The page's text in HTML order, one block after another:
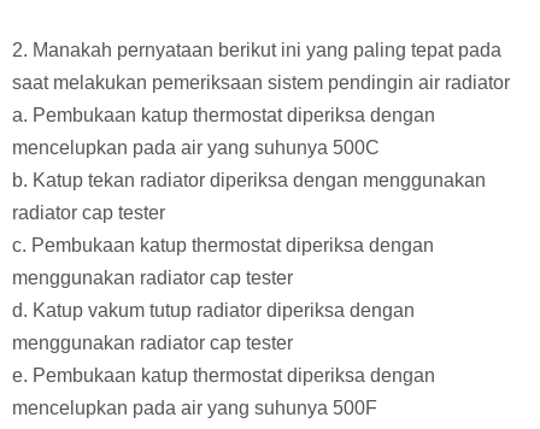
2. Manakah pernyataan berikut ini yang paling tepat pada
saat melakukan pemeriksaan sistem pendingin air radiator
a. Pembukaan katup thermostat diperiksa dengan
mencelupkan pada air yang suhunya 500C
b. Katup tekan radiator diperiksa dengan menggunakan
radiator cap tester
c. Pembukaan katup thermostat diperiksa dengan
menggunakan radiator cap tester
d. Katup vakum tutup radiator diperiksa dengan
menggunakan radiator cap tester
e. Pembukaan katup thermostat diperiksa dengan
mencelupkan pada air yang suhunya 500F